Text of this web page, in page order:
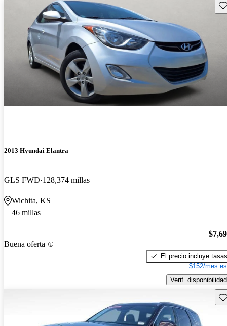
2013 Hyundai Elantra
GLS FWD 128,374 millas
Wichita, KS
46 millas
Buena oferta
El precio incluye tasas
$152/mes
Verif. disponibilidad